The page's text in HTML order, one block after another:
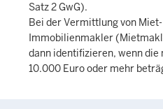
Satz 2 GwG).
Bei der Vermittlung von
Immobilienmakler
dann identifizieren, wenn
10.000 Euro oder mehr